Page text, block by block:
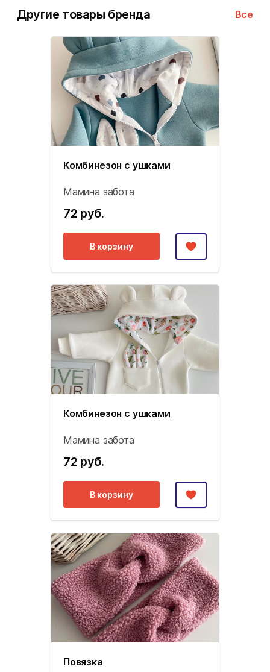
Другие товары бренда Все
Комбинезон с ушками
Мамина забота
72 руб.
В корзину
Комбинезон с ушками
Мамина забота
72 руб.
В корзину
Повязка